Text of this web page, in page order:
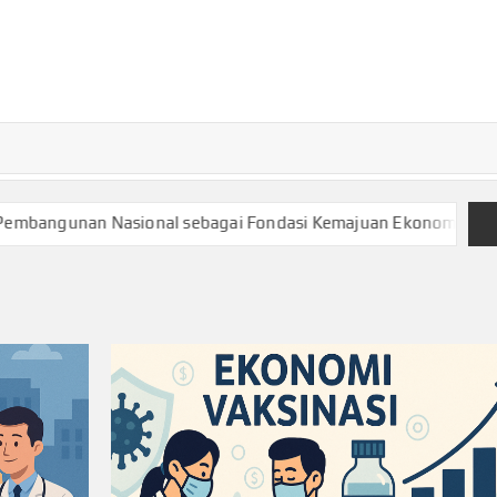
Nasional sebagai Fondasi Kemajuan Ekonomi dan